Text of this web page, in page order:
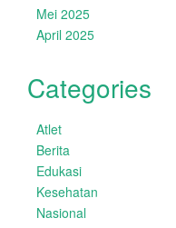
Mei 2025
April 2025
Categories
Atlet
Berita
Edukasi
Kesehatan
Nasional